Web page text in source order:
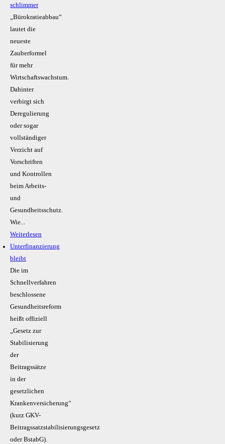
schlimmer
„Bürokratieabbau“
lautet die
neueste
Zauberformel
für mehr
Wirtschaftswachstum.
Dahinter
verbirgt sich
Deregulierung
oder sogar
vollständiger
Verzicht auf
Vorschriften
und Kontrollen
beim Arbeits-
und
Gesundheitsschutz.
Wie...
Weiterlesen
Unterfinanzierung
bleibt
Die im
Schnellverfahren
beschlossene
Gesundheitsreform
heißt offiziell
„Gesetz zur
Stabilisierung
der
Beitragssätze
in der
gesetzlichen
Krankenversicherung“
(kurz GKV-
Beitragssatzstabilisierungsgesetz
oder BstabG).